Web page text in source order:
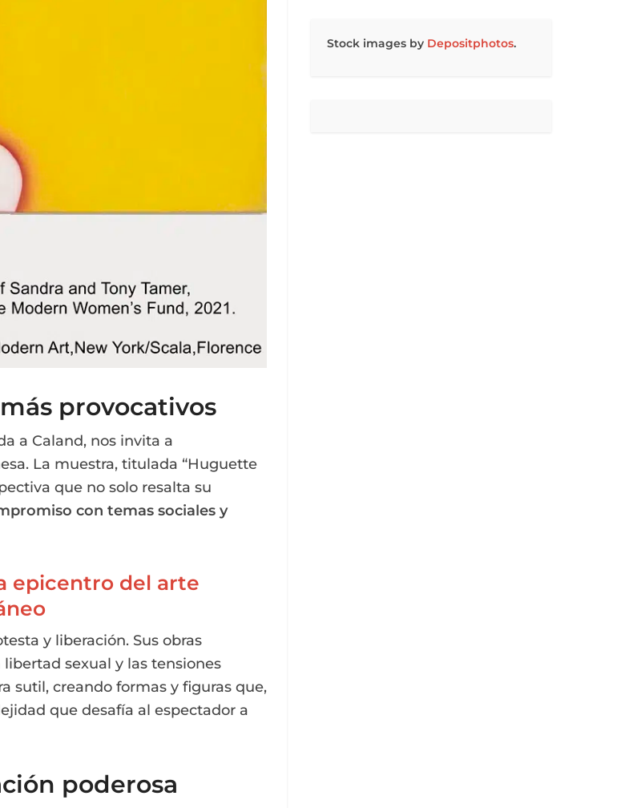
provocativos
a Caland, nos invita a
La muestra, titulada “Huguette
que no solo resalta su
con temas sociales y
epicentro del arte
y liberación. Sus obras
libertad sexual y las tensiones
sutil, creando formas y figuras que,
que desafía al espectador a
poderosa
Stock images by Depositphotos.